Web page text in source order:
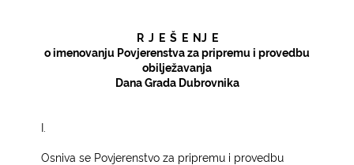
R J E Š E NJ E
o imenovanju Povjerenstva za pripremu i provedbu
obilježavanja
Dana Grada Dubrovnika
I.
Osniva se Povjerenstvo za pripremu i provedbu